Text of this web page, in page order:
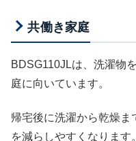
共働き家庭
BDSG110JLは、洗濯物
庭に向いています。
帰宅後に洗濯から乾燥ま
を減らしやすくなります。